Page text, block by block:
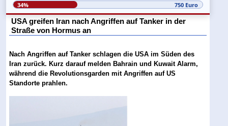
34% 750 Euro
USA greifen Iran nach Angriffen auf Tanker in der
Straße von Hormus an
Nach Angriffen auf Tanker schlagen die USA im Süden des
Iran zurück. Kurz darauf melden Bahrain und Kuwait Alarm,
während die Revolutionsgarden mit Angriffen auf US
Standorte prahlen.